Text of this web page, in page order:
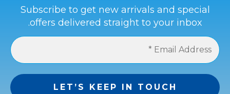
Subscribe to get new arrivals and special
offers delivered straight to your inbox.
الشروط والأحكام
سياسة الخصوصية
احصل على كامل المبلغ إذا لم يكن المنتج كما في الوصف أو إذا